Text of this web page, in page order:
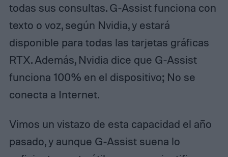
todas sus consultas. G-Assist funciona con
texto o voz, según Nvidia, y estará
disponible para todas las tarjetas gráficas
RTX. Además, Nvidia dice que G-Assist
funciona 100% en el dispositivo; No se
conecta a Internet.
Vimos un vistazo de esta capacidad el año
pasado, y aunque G-Assist suena lo